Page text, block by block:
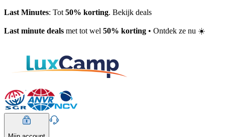
Last Minutes: Tot 50% korting. Bekijk deals
Last minute deals met tot wel 50% korting • Ontdek ze nu ☀️